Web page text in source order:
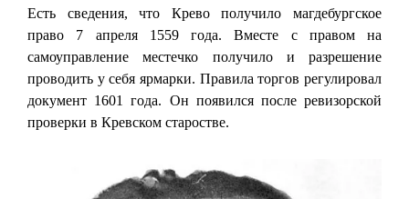
Есть сведения, что Крево получило магдебургское
право 7 апреля 1559 года. Вместе с правом на
самоуправление местечко получило и разрешение
проводить у себя ярмарки. Правила торгов регулировал
документ 1601 года. Он появился после ревизорской
проверки в Кревском старостве.